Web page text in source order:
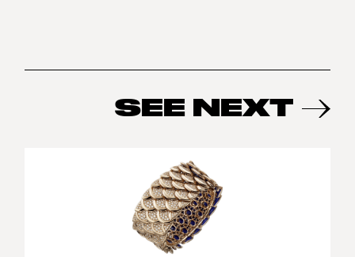
SEE NEXT